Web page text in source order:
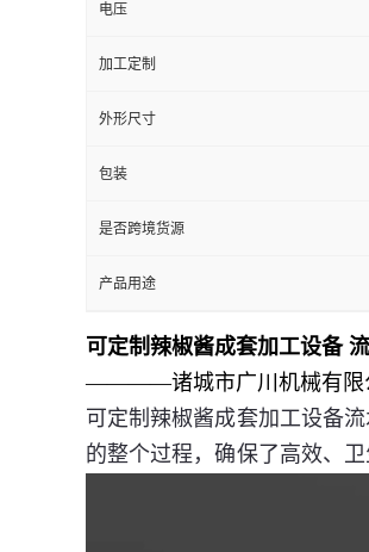
电压
加工定制
外形尺寸
包装
是否跨境货源
产品用途
可定制辣椒酱成套加工设备
————诸城市广川机械有限
可定制辣椒酱成套加工设备
的整个过程，确保了高效、